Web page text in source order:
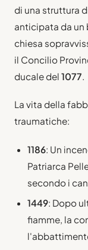
di una struttura
anticipata da un
chiesa
il Concilio
ducale del 1077.
La vita della
traumatiche:
1186: Un
Patriarca
secondo i
1449: Dopo
fiamme, la